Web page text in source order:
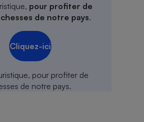
pour profiter de
de notre pays.
Cliquez-ici